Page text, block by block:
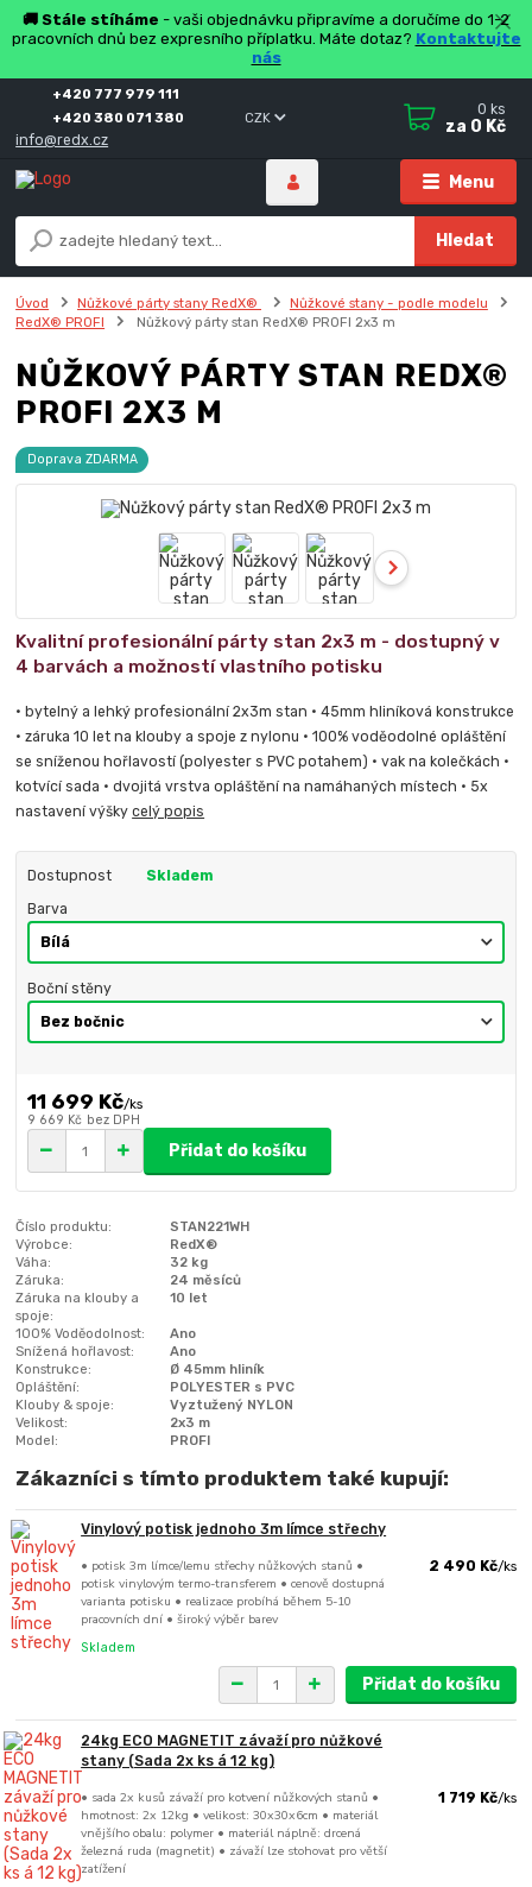
🚚 Stále stíháme - vaši objednávku připravíme a doručíme do 1-2
pracovních dnů bez expresního příplatku. Máte dotaz? Kontaktujte
nás
Menu
CZK
Hledat
+420 777 979 111
+420 380 071 380
info@redx.cz
0 ks
za 0 Kč
Úvod Nůžkové párty stany RedX®
Nůžkové stany - podle modelu
RedX® PROFI
Nůžkový párty stan RedX® PROFI 2x3 m
NŮŽKOVÝ PÁRTY STAN REDX®
PROFI 2X3 M
Doprava ZDARMA
Kvalitní profesionální párty stan 2x3 m - dostupný v
4 barvách a možností vlastního potisku
• bytelný a lehký profesionální 2x3m stan • 45mm hliníková konstrukce
• záruka 10 let na klouby a spoje z nylonu • 100% voděodolné opláštění
se sníženou hořlavostí (polyester s PVC potahem) • vak na kolečkách •
kotvící sada • dvojitá vrstva opláštění na namáhaných místech • 5x
nastavení výškycelý popis
Dostupnost Skladem
Barva
Boční stěny
11 699 Kč/ks
9 669 Kč bez DPH
Přidat do košíku
Číslo produktu:
STAN221WH
Výrobce:
RedX®
Váha:
32 kg
Záruka:
24 měsíců
Záruka na klouby a
spoje:
10 let
100% Voděodolnost:
Ano
Snížená hořlavost:
Ano
Konstrukce:
Ø 45mm hliník
Opláštění:
POLYESTER s PVC
Klouby & spoje:
Vyztužený NYLON
Velikost:
2x3 m
Model:
PROFI
Zákazníci s tímto produktem také kupují:
Vinylový potisk jednoho 3m límce střechy
• potisk 3m límce/lemu střechy nůžkových stanů •
potisk vinylovým termo-transferem • cenově dostupná
varianta potisku • realizace probíhá během 5-10
pracovních dní • široký výběr barev
2 490 Kč/ks
Skladem
Přidat do košíku
24kg ECO MAGNETIT závaží pro nůžkové
stany (Sada 2x ks á 12 kg)
• sada 2x kusů závaží pro kotvení nůžkových stanů •
hmotnost: 2x 12kg • velikost: 30x30x6cm • materiál
vnějšího obalu: polymer • materiál náplně: drcená
železná ruda (magnetit) • závaží lze stohovat pro větší
zatížení
1 719 Kč/ks